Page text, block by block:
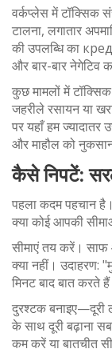
वर्कप्लेस में टॉक्सिक
टालना, लगातार
की उपलब्धि का
और बार-बार नेगेटिव
कुछ मामलों में
जहरीले रसायन या
पर यहाँ हम ज्यादातर
और माहौल को
कैसे निपटें:
पहला कदम पहचान
क्या कोई आपकी
सीमाएं तय करें। साफ
क्या नहीं। उदाहरण:
मिनट बाद बात करते
दुरश्‍टक बनाइए—दूरी
के साथ दूरी बढ़ाना
कम करें या बातचीत